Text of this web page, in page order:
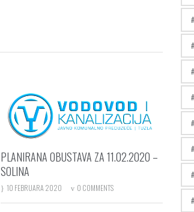
PLANIRANA OBUSTAVA ZA 11.02.2020 –
SOLINA
10 FEBRUARA 2020 0 COMMENTS